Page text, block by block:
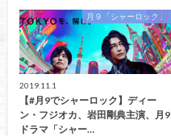
月９「シャーロック」
2019.11.1
【#月9でシャーロック】ディー
ン・フジオカ、岩田剛典主演、月9
ドラマ「シャー…